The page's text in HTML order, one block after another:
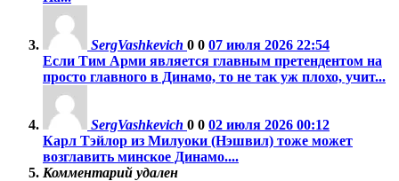
SergVashkevich 0 0 07 июля 2026 22:54
Если Тим Арми является главным претендентом на
просто главного в Динамо, то не так уж плохо, учит...
SergVashkevich 0 0 02 июля 2026 00:12
Карл Тэйлор из Милуоки (Нэшвил) тоже может
возглавить минское Динамо....
Комментарий удален